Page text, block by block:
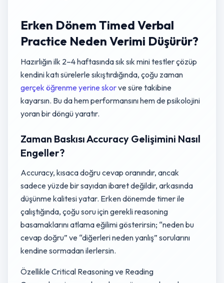
Erken Dönem Timed Verbal
Practice Neden Verimi Düşürür?
Hazırlığın ilk 2–4 haftasında sık sık mini testler çözüp
kendini katı sürelerle sıkıştırdığında, çoğu zaman
gerçek öğrenme yerine skorve süre takibine
kayarsın. Bu da hem performansını hem de psikolojini
yoran bir döngü yaratır.
Zaman Baskısı Accuracy Gelişimini Nasıl
Engeller?
Accuracy, kısaca doğru cevap oranındır, ancak
sadece yüzde bir sayıdan ibaret değildir, arkasında
düşünme kalitesi yatar. Erken dönemde timer ile
çalıştığında, çoğu soru için gerekli reasoning
basamaklarını atlama eğilimi gösterirsin; “neden bu
cevap doğru” ve “diğerleri neden yanlış” sorularını
kendine sormadan ilerlersin.
Özellikle Critical Reasoning ve Reading